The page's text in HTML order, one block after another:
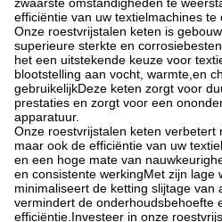
efficiëntie van uw textielmachines te
Onze roestvrijstalen keten is
superieure sterkte en
het een uitstekende keuze voor
blootstelling aan vocht, warmte,en
gebruikelijkDeze keten zorgt voor
prestaties en zorgt voor een
apparatuur.
Onze roestvrijstalen keten verbetert
maar ook de efficiëntie van uw
en een hoge mate van
en consistente werkingMet zijn lage
minimaliseert de ketting slijtage van
vermindert de onderhoudsbehoefte
efficiëntie.Investeer in onze